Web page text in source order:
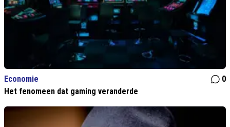
Economie
0
Het fenomeen dat gaming veranderde